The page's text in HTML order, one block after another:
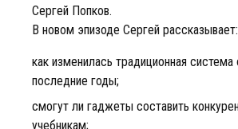
Сергей Попков.
В новом эпизоде Сергей рассказывает:
как изменилась традиционная система
последние годы;
смогут ли гаджеты составить
учебникам;